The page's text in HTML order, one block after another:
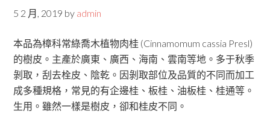
5 2 月, 2019 by admin
本品為樟科常綠喬木植物肉桂 (Cinnamomum cassia Presl)
的樹皮。主產於廣東、廣西、海南、雲南等地。多于秋季
剝取，刮去栓皮、陰乾。因剝取部位及品質的不同而加工
成多種規格，常見的有企邊桂、板桂、油板桂、桂通等。
生用。雖然一樣是樹皮，卻和桂皮不同。